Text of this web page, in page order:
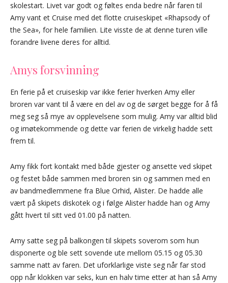
skolestart. Livet var godt og føltes enda bedre når faren til
Amy vant et Cruise med det flotte cruiseskipet «Rhapsody of
the Sea», for hele familien. Lite visste de at denne turen ville
forandre livene deres for alltid.
Amys forsvinning
En ferie på et cruiseskip var ikke ferier hverken Amy eller
broren var vant til å være en del av og de sørget begge for å få
meg seg så mye av opplevelsene som mulig. Amy var alltid blid
og imøtekommende og dette var ferien de virkelig hadde sett
frem til.
Amy fikk fort kontakt med både gjester og ansette ved skipet
og festet både sammen med broren sin og sammen med en
av bandmedlemmene fra Blue Orhid, Alister. De hadde alle
vært på skipets diskotek og i følge Alister hadde han og Amy
gått hvert til sitt ved 01.00 på natten.
Amy satte seg på balkongen til skipets soverom som hun
disponerte og ble sett sovende ute mellom 05.15 og 05.30
samme natt av faren. Det uforklarlige viste seg når far stod
opp når klokken var seks, kun en halv time etter at han så Amy